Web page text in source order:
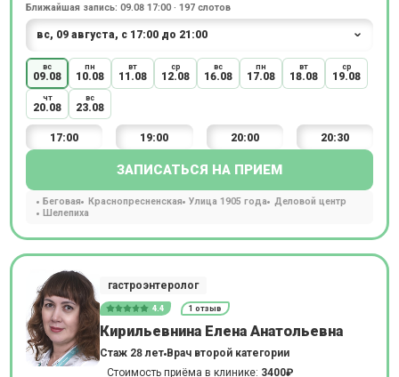
Ближайшая запись: 09.08 17:00 · 197 слотов
вс
09.08
пн
10.08
вт
11.08
ср
12.08
вс
16.08
пн
17.08
вт
18.08
ср
19.08
чт
20.08
вс
23.08
17:00 19:00 20:00 20:30
ЗАПИСАТЬСЯ НА ПРИЕМ
Беговая Краснопресненская Улица 1905 года
Деловой центр
Шелепиха
гастроэнтеролог
4.4 1 отзыв
Кирильевнина Елена Анатольевна
Стаж 28 лет Врач второй категории
Стоимость приёма в клинике: 3400₽